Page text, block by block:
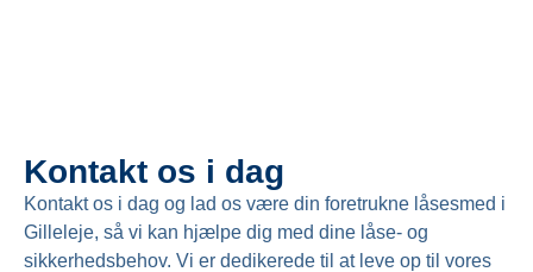
Kontakt os i dag
Kontakt os i dag og lad os være din foretrukne låsesmed i
Gilleleje, så vi kan hjælpe dig med dine låse- og
sikkerhedsbehov. Vi er dedikerede til at leve op til vores